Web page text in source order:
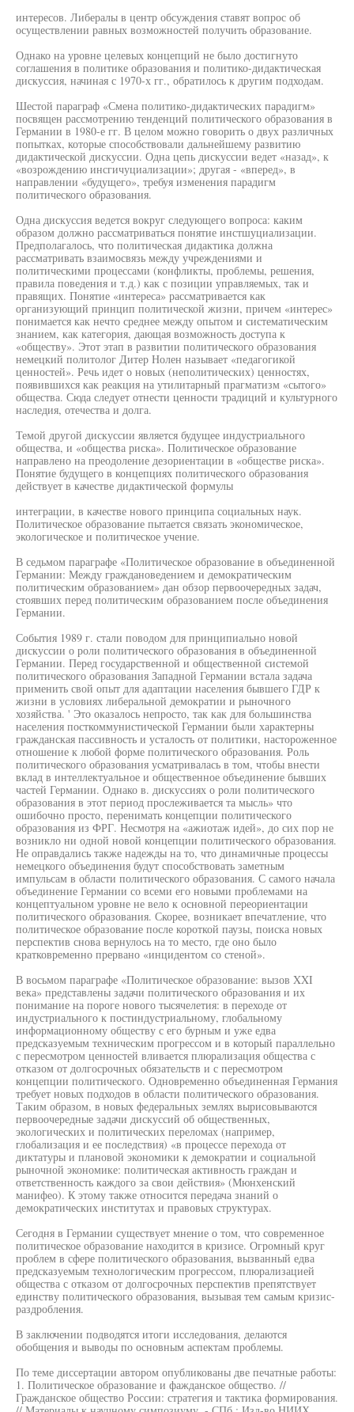
интересов. Либералы в центр обсуждения ставят вопрос об
осуществлении равных возможностей получить образование.
Однако на уровне целевых концепций не было достигнуто
соглашения в политике образования и политико-дидактическая
дискуссия, начиная с 1970-х гг., обратилось к другим подходам.
Шестой параграф «Смена политико-дидактических парадигм»
посвящен рассмотрению тенденций политического образования в
Германии в 1980-е гг. В целом можно говорить о двух различных
попытках, которые способствовали дальнейшему развитию
дидактической дискуссии. Одна цепь дискуссии ведет «назад», к
«возрождению инсгичуциализации»; другая - «вперед», в
направлении «будущего», требуя изменения парадигм
политического образования.
Одна дискуссия ведется вокруг следующего вопроса: каким
образом должно рассматриваться понятие инстшуциализации.
Предполагалось, что политическая дидактика должна
рассматривать взаимосвязь между учреждениями и
политическими процессами (конфликты, проблемы, решения,
правила поведения и т.д.) как с позиции управляемых, так и
правящих. Понятие «интереса» рассматривается как
организующий принцип политической жизни, причем «интерес»
понимается как нечто среднее между опытом и систематическим
знанием, как категория, дающая возможность доступа к
«обществу». Этот этап в развитии политического образования
немецкий политолог Дитер Нолен называет «педагогикой
ценностей». Речь идет о новых (неполитических) ценностях,
появившихся как реакция на утилитарный прагматизм «сытого»
общества. Сюда следует отнести ценности традиций и культурного
наследия, отечества и долга.
Темой другой дискуссии является будущее индустриального
общества, и «общества риска». Политическое образование
направлено на преодоление дезориентации в «обществе риска».
Понятие будущего в концепциях политического образования
действует в качестве дидактической формулы
интеграции, в качестве нового принципа социальных наук.
Политическое образование пытается связать экономическое,
экологическое и политическое учение.
В седьмом параграфе «Политическое образование в объединенной
Германии: Между граждановедением и демократическим
политическим образованием» дан обзор первоочередных задач,
стоявших перед политическим образованием после объединения
Германии.
События 1989 г. стали поводом для принципиально новой
дискуссии о роли политического образования в объединенной
Германии. Перед государственной и общественной системой
политического образования Западной Германии встала задача
применить свой опыт для адаптации населения бывшего ГДР к
жизни в условиях либеральной демократии и рыночного
хозяйства. ' Это оказалось непросто, так как для большинства
населения посткоммунистической Германии были характерны
гражданская пассивность и усталость от политики, настороженное
отношение к любой форме политического образования. Роль
политического образования усматривалась в том, чтобы внести
вклад в интеллектуальное и общественное объединение бывших
частей Германии. Однако в. дискуссиях о роли политического
образования в этот период прослеживается та мысль» что
ошибочно просто, перенимать концепции политического
образования из ФРГ. Несмотря на «ажиотаж идей», до сих пор не
возникло ни одной новой концепции политического образования.
Не оправдались также надежды на то, что динамичные процессы
немецкого объединения будут способствовать заметным
импульсам в области политического образования. С самого начала
объединение Германии со всеми его новыми проблемами на
концептуальном уровне не вело к основной переориентации
политического образования. Скорее, возникает впечатление, что
политическое образование после короткой паузы, поиска новых
перспектив снова вернулось на то место, где оно было
кратковременно прервано «инцидентом со стеной».
В восьмом параграфе «Политическое образование: вызов XXI
века» представлены задачи политического образования и их
понимание на пороге нового тысячелетия: в переходе от
индустриального к постиндустриальному, глобальному
информационному обществу с его бурным и уже едва
предсказуемым техническим прогрессом и в который параллельно
с пересмотром ценностей вливается плюрализация общества с
отказом от долгосрочных обязательств и с пересмотром
концепции политического. Одновременно объединенная Германия
требует новых подходов в области политического образования.
Таким образом, в новых федеральных землях вырисовываются
первоочередные задачи дискуссий об общественных,
экологических и политических переломах (например,
глобализация и ее последствия) «в процессе перехода от
диктатуры и плановой экономики к демократии и социальной
рыночной экономике: политическая активность граждан и
ответственность каждого за свои действия» (Мюнхенский
манифео). К этому также относится передача знаний о
демократических институтах и правовых структурах.
Сегодня в Германии существует мнение о том, что современное
политическое образование находится в кризисе. Огромный круг
проблем в сфере политического образования, вызванный едва
предсказуемым технологическим прогрессом, плюрализацией
общества с отказом от долгосрочных перспектив препятствует
единству политического образования, вызывая тем самым кризис-
раздробления.
В заключении подводятся итоги исследования, делаются
обобщения и выводы по основным аспектам проблемы.
По теме диссертации автором опубликованы две печатные работы:
1. Политическое образование и фажданское общество. //
Гражданское общество России: стратегия и тактика формирования.